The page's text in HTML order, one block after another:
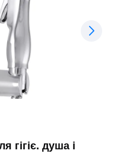
гігіє. душа і